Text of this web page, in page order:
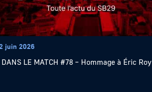
juin 2026
DANS LE MATCH #78 – Hommage à Éric Roy